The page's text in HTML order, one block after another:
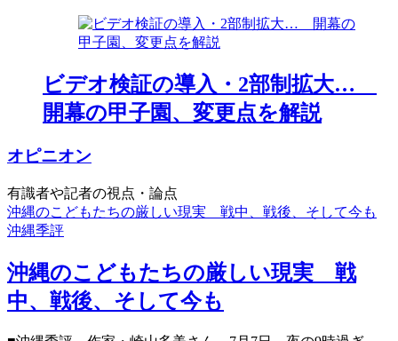
ビデオ検証の導入・2部制拡大…
開幕の甲子園、変更点を解説
オピニオン
有識者や記者の視点・論点
沖縄のこどもたちの厳しい現実 戦中、戦後、そして今も
沖縄季評
沖縄のこどもたちの厳しい現実 戦
中、戦後、そして今も